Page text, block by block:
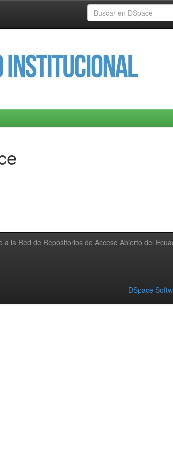
a la Red de Repositorios de Acceso Abierto del
DSpace